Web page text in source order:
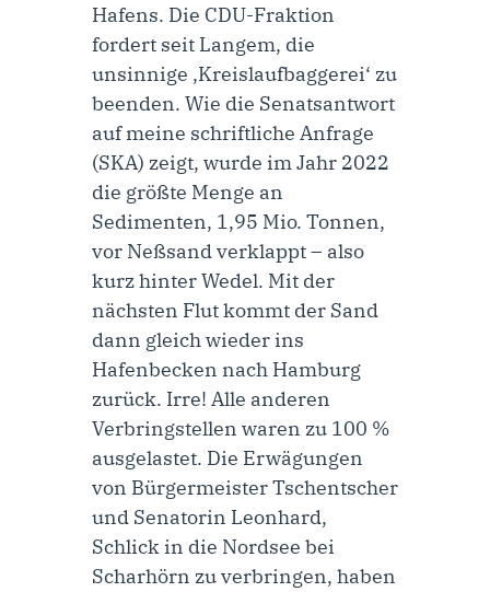
Hafens. Die CDU-Fraktion
fordert seit Langem, die
unsinnige ‚Kreislaufbaggerei‘ zu
beenden. Wie die Senatsantwort
auf meine schriftliche Anfrage
(SKA) zeigt, wurde im Jahr 2022
die größte Menge an
Sedimenten, 1,95 Mio. Tonnen,
vor Neßsand verklappt – also
kurz hinter Wedel. Mit der
nächsten Flut kommt der Sand
dann gleich wieder ins
Hafenbecken nach Hamburg
zurück. Irre! Alle anderen
Verbringstellen waren zu 100 %
ausgelastet. Die Erwägungen
von Bürgermeister Tschentscher
und Senatorin Leonhard,
Schlick in die Nordsee bei
Scharhörn zu verbringen, haben